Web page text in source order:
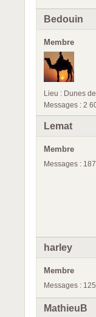
Bedouin
Membre
Lieu : Dunes
Messages : 2
Lemat
Membre
Messages : 187
harley
Membre
Messages : 125
MathieuB